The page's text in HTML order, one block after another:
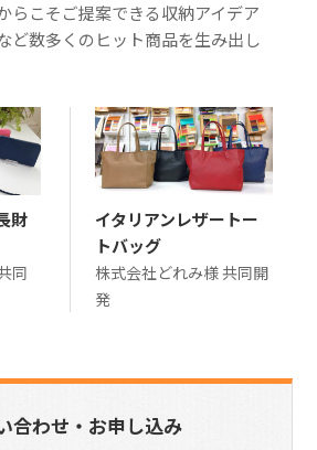
らこそご提案できる収納アイデア
ど数多くのヒット商品を生み出し
財
同
イタリアンレザートー
トバッグ
株式会社どれみ様 共同開
発
合わせ・お申し込み